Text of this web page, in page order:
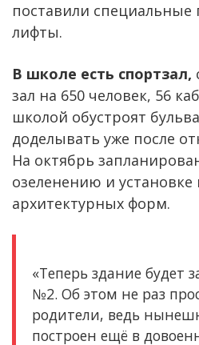
поставили
лифты.
В школе есть спортзал,
зал на 650 человек, 56
школой обустроят
доделывать уже после
На октябрь
озеленению и
архитектурных форм.
«Теперь здание будет
№2. Об этом не раз
родители, ведь
построен ещё в